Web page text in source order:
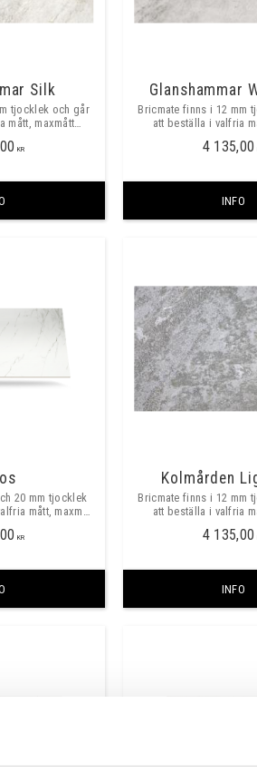
Silk
tjocklek och går
mått, maxmått
KR
Glanshammar
Bricmate finns i 12 mm
att beställa i valfria
4 135,00
INFO
20 mm tjocklek
mått, maxmått
KR
Kolmården
Bricmate finns i 12 mm
att beställa i valfria
4 135,00
INFO